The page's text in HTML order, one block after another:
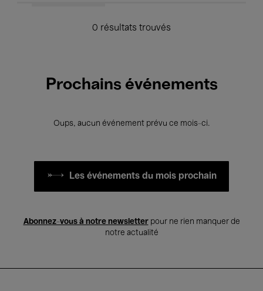
0 résultats trouvés
Prochains événements
Oups, aucun événement prévu ce mois-ci.
Les événements du mois prochain
Abonnez-vous à notre newsletterpour ne rien manquer de
notre actualité